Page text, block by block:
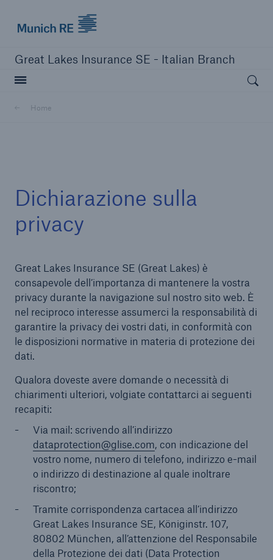
Great Lakes Insurance SE - Italian Branch
Home
Dichiarazione sulla
privacy
Great Lakes Insurance SE (Great Lakes) è
consapevole dell’importanza di mantenere la vostra
privacy durante la navigazione sul nostro sito web. È
nel reciproco interesse assumerci la responsabilità di
garantire la privacy dei vostri dati, in conformità con
le disposizioni normative in materia di protezione dei
dati.
Qualora doveste avere domande o necessità di
chiarimenti ulteriori, volgiate contattarci ai seguenti
recapiti:
Via mail: scrivendo all’indirizzo
dataprotection@glise.com, con indicazione del
vostro nome, numero di telefono, indirizzo e-mail
o indirizzo di destinazione al quale inoltrare
riscontro;
Tramite corrispondenza cartacea all’indirizzo
Great Lakes Insurance SE, Königinstr. 107,
80802 München, all’attenzione del Responsabile
della Protezione dei dati (Data Protection
Open
Chi siamo
Soluzioni Assicurative
Prodotti
Contatti
Reclami
Oblio oncologico